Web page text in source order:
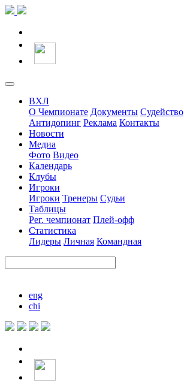
ВХЛ
О Чемпионате Документы Судейство
Антидопинг Реклама Контакты
Новости
Медиа
Фото Видео
Календарь
Клубы
Игроки
Игроки Тренеры Судьи
Таблицы
Рег. чемпионат Плей-офф
Статистика
Лидеры Личная Командная
eng
chi